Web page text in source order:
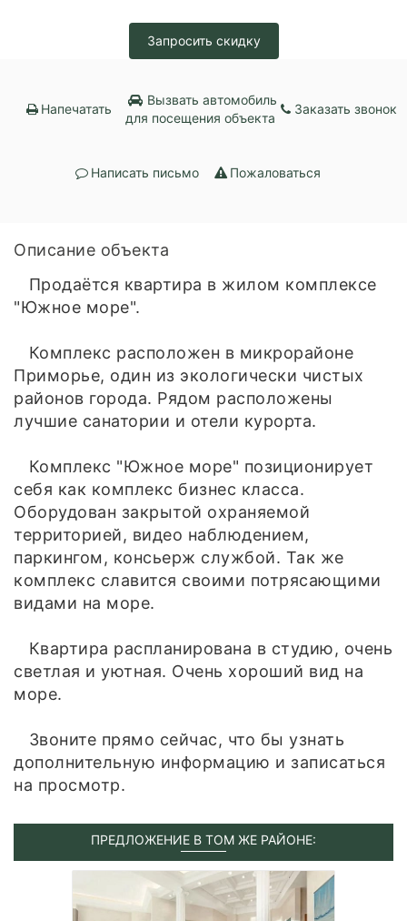
Запросить скидку
Напечатать
Вызвать автомобиль
для посещения объекта
Заказать звонок
Написать письмо Пожаловаться
Описание объекта
Продаётся квартира в жилом комплексе
"Южное море".
Комплекс расположен в микрорайоне
Приморье, один из экологически чистых
районов города. Рядом расположены
лучшие санатории и отели курорта.
Комплекс "Южное море" позиционирует
себя как комплекс бизнес класса.
Оборудован закрытой охраняемой
территорией, видео наблюдением,
паркингом, консьерж службой. Так же
комплекс славится своими потрясающими
видами на море.
Квартира распланирована в студию, очень
светлая и уютная. Очень хороший вид на
море.
Звоните прямо сейчас, что бы узнать
дополнительную информацию и записаться
на просмотр.
ПРЕДЛОЖЕНИЕ В ТОМ ЖЕ РАЙОНЕ: